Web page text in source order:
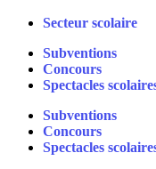
Secteur scolaire
Subventions
Concours
Spectacles
Subventions
Concours
Spectacles